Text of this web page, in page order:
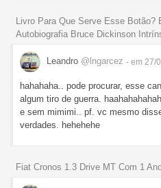
Livro Para Que Serve Esse
Autobiografia Bruce Dickinson
Leandro @lngarcez - em 27/
hahahaha.. pode procurar, esse
algum tiro de guerra.
e sem mimimi.. pf. vc mesmo
verdades. hehehehe
Fiat Cronos 1.3 Drive MT Com 1